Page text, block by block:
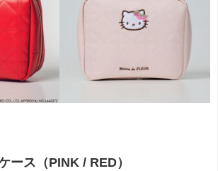
ース（PINK / RED）